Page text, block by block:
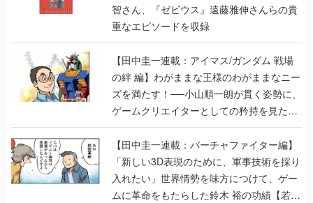
智さん、『ゼビウス』遠藤雅伸さんらの貴
重なエピソードを収録
【田中圭一連載：アイマス/ガンダム 戦場
の絆 編】わがままな王様のわがままなニー
ズを満たす！──小山順一朗が貫く姿勢に、
ゲームクリエイターとしての矜持を見た
【若ゲのいたり最終回】
【田中圭一連載：バーチャファイター編】
「新しい3D表現のために、軍事技術を採り
入れたい」世界情勢を味方につけて、ゲー
ムに革命をもたらした鈴木 裕の功績【若ゲ